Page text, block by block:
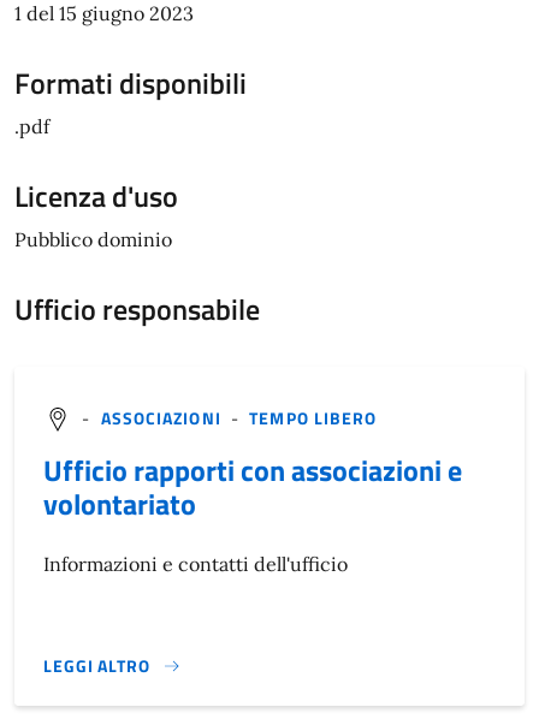
1 del 15 giugno 2023
Formati disponibili
.pdf
Licenza d'uso
Pubblico dominio
Ufficio responsabile
- ASSOCIAZIONI -TEMPO LIBERO
Ufficio rapporti con associazioni e
volontariato
Informazioni e contatti dell'ufficio
LEGGI ALTRO
}